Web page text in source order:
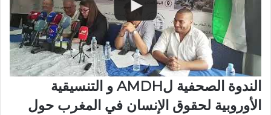
الندوة الصحفية لAMDH و التنسيقية
الأوروبية لحقوق الإنسان في المغرب حول